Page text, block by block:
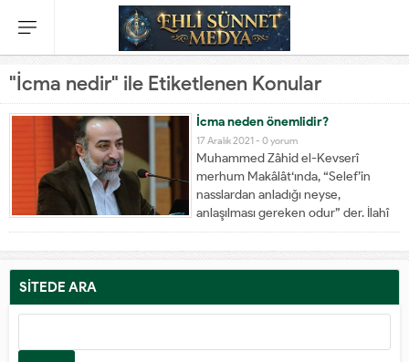
"İcma nedir" ile Etiketlenen Konular
İcma neden önemlidir?
17 Aralık 2021 - 0 yorum
Muhammed Zâhid el-Kevserî
merhum Makâlât‘ında, “Selef’in
nasslardan anladığı neyse,
anlaşılması gereken odur” der. İlahî
dinlerin tahrif ediliş süreci,
peygamber terk-i dünya ettikten
sonra insanların zaman içinde dinî
söyletmeleri şeklinde yaşanmıştır
SİTEDE ARA